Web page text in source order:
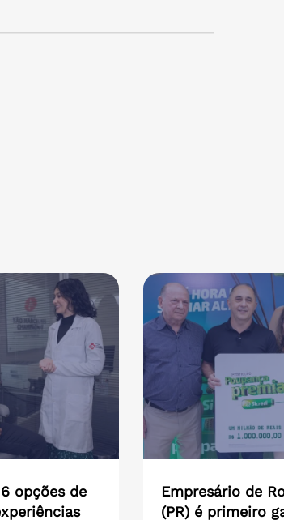
opções de
Empresário de
(PR) é primeiro